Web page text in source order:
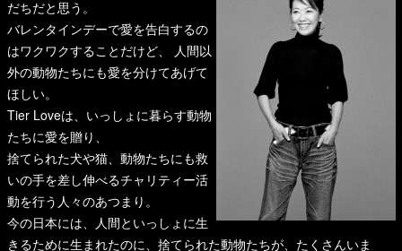
だちだと思う。
バレンタインデーで愛を告白するの
はワクワクすることだけど、 人間以
外の動物たちにも愛を分けてあげて
ほしい。
Tier Loveは、いっしょに暮らす動物
たちに愛を贈り、
捨てられた犬や猫、動物たちにも救
いの手を差し伸べるチャリティー活
動を行う人々のあつまり。
今の日本には、人間といっしょに生
きるために生まれたのに、捨てられた動物たちが、たくさんいま